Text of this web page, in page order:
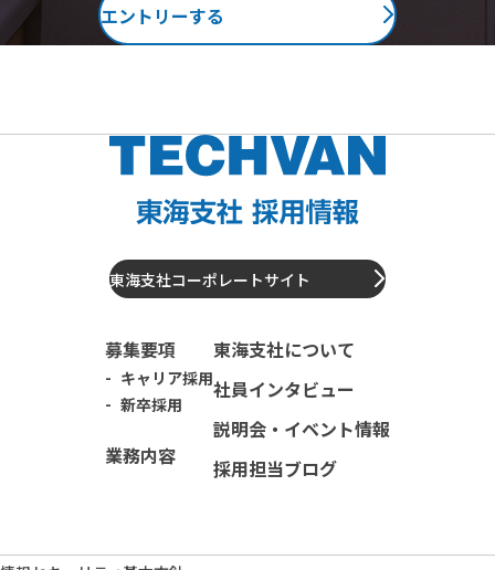
エントリーする
東海支社コーポレートサイト
募集要項
キャリア採用
新卒採用
業務内容
東海支社について
社員インタビュー
説明会・イベント情報
採用担当ブログ